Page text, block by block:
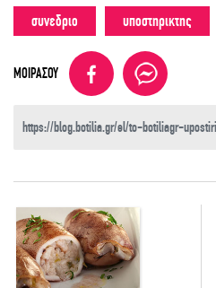
συνεδριο υποστηρικτης
ΜΟΙΡΑΣΟΥ